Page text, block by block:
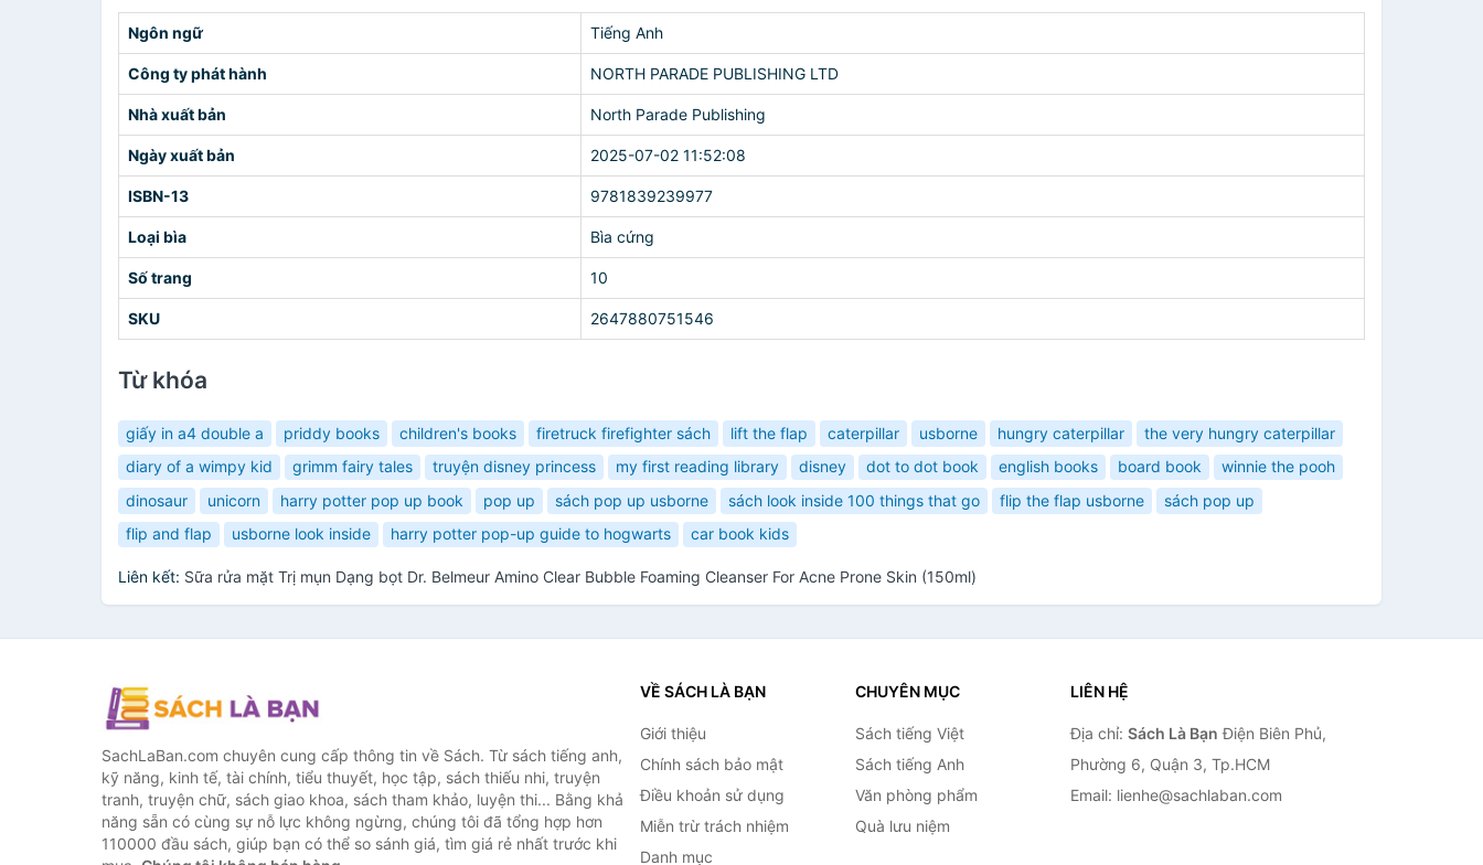
Ngôn ngữ Tiếng Anh
Công ty phát hành NORTH PARADE PUBLISHING LTD
Nhà xuất bản North Parade Publishing
Ngày xuất bản 2025-07-02 11:52:08
ISBN-13 9781839239977
Loại bìa Bìa cứng
Số trang 10
SKU 2647880751546
Từ khóa
giấy in a4 double a priddy books children's books firetruck firefighter sách lift the flap caterpillar usborne hungry caterpillar
the very hungry caterpillar
diary of a wimpy kid
grimm fairy tales truyện disney princess my first reading library disney dot to dot book english books board book
winnie the pooh
dinosaur
unicorn harry potter pop up book pop up sách pop up usborne sách look inside 100 things that go flip the flap usborne
sách pop up
flip and flap
usborne look inside harry potter pop-up guide to hogwarts car book kids
Liên kết: Sữa rửa mặt Trị mụn Dạng bọt Dr. Belmeur Amino Clear Bubble Foaming Cleanser For Acne Prone Skin (150ml)
SachLaBan.com chuyên cung cấp thông tin về Sách. Từ sách tiếng anh,
kỹ năng, kinh tế, tài chính, tiểu thuyết, học tập, sách thiếu nhi, truyện
tranh, truyện chữ, sách giao khoa, sách tham khảo, luyện thi... Bằng khả
năng sẵn có cùng sự nỗ lực không ngừng, chúng tôi đã tổng hợp hơn
110000 đầu sách, giúp bạn có thể so sánh giá, tìm giá rẻ nhất trước khi
VỀ SÁCH LÀ BẠN
Giới thiệu
Chính sách bảo mật
Điều khoản sử dụng
Miễn trừ trách nhiệm
Danh mục
CHUYÊN MỤC
Sách tiếng Việt
Sách tiếng Anh
Văn phòng phẩm
Quà lưu niệm
LIÊN HỆ
Địa chỉ: Sách Là Bạn Điện Biên Phủ,
Phường 6, Quận 3, Tp.HCM
Email: lienhe@sachlaban.com